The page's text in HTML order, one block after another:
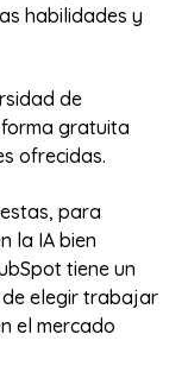
habilidades y
de
gratuita
ofrecidas.
para
la IA bien
tiene un
elegir trabajar
el mercado